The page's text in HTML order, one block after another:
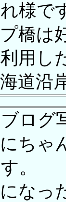
様で
橋は
用し
道沿
ログ
ちゃ
。
なっ